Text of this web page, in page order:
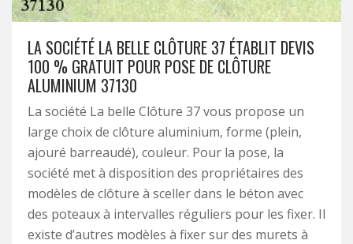
LA SOCIÉTÉ LA BELLE CLÔTURE 37 ÉTABLIT DEVIS
100 % GRATUIT POUR POSE DE CLÔTURE
ALUMINIUM 37130
La société La belle Clôture 37 vous propose un
large choix de clôture aluminium, forme (plein,
ajouré barreaudé), couleur. Pour la pose, la
société met à disposition des propriétaires des
modèles de clôture à sceller dans le béton avec
des poteaux à intervalles réguliers pour les fixer. Il
existe d’autres modèles à fixer sur des murets à